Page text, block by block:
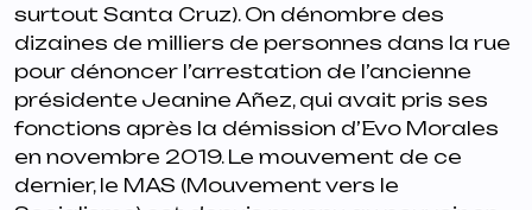
surtout Santa Cruz). On dénombre des
dizaines de milliers de personnes dans la rue
pour dénoncer l’arrestation de l’ancienne
présidente Jeanine Añez, qui avait pris ses
fonctions après la démission d’Evo Morales
en novembre 2019. Le mouvement de ce
dernier, le MAS (Mouvement vers le